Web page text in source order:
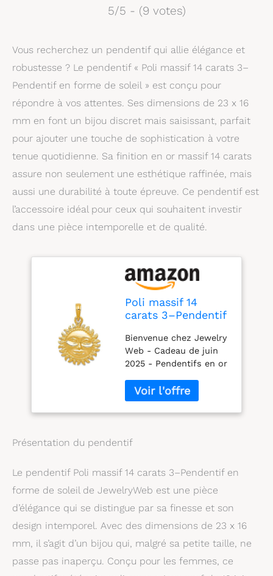
5/5 - (9 votes)
Vous recherchez un pendentif qui allie élégance et
robustesse ? Le pendentif « Poli massif 14 carats 3–
Pendentif en forme de soleil » est conçu pour
répondre à vos attentes. Ses dimensions de 23 x 16
mm en font un bijou discret mais saisissant, parfait
pour ajouter une touche de sophistication à votre
tenue quotidienne. Sa finition en or massif 14 carats
assure non seulement une esthétique raffinée, mais
aussi une durabilité à toute épreuve. Ce pendentif est
l’accessoire idéal pour ceux qui souhaitent investir
dans une pièce intemporelle et de qualité.
Poli massif 14
carats 3–Pendentif
Dimensions : 23 x
16 mm-JewelryWeb
Bienvenue chez Jewelry
Web - Cadeau de juin
2025 - Pendentifs en or
Largeur : 17 mm -
Hypoallergénique - Sans
nickel - Cet article ne
chaîne Foi, chance et
choix de breloques et
pendentifs en argent
sterling et or véritable
pour homme et femme
populaire, symbolique
et significatif. Ajoutez
ce superbe pendentif à
votre chaîne préférée,
Présentation du pendentif
Le pendentif Poli massif 14 carats 3–Pendentif en
forme de soleil de JewelryWeb est une pièce
d’élégance qui se distingue par sa finesse et son
design intemporel. Avec des dimensions de 23 x 16
mm, il s’agit d’un bijou qui, malgré sa petite taille, ne
passe pas inaperçu. Conçu pour les femmes, ce